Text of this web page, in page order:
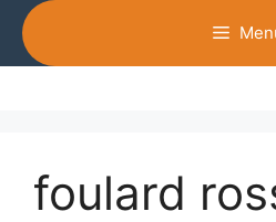
Vai
contenuto
foulard